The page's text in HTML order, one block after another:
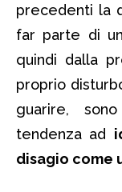
precedenti la
far parte di
quindi dalla
proprio
guarire,
tendenza ad
disagio come